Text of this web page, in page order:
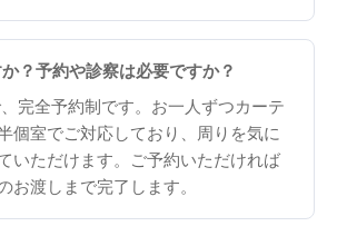
？予約や診察は必要ですか？
完全予約制です。お一人ずつカーテ
個室でご対応しており、周りを気に
いただけます。ご予約いただければ
お渡しまで完了します。